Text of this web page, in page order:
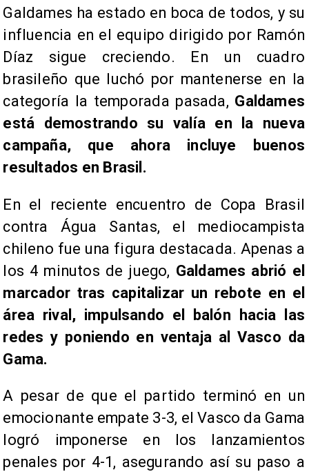
Galdames ha estado en boca de todos, y su
influencia en el equipo dirigido por Ramón
Díaz sigue creciendo. En un cuadro
brasileño que luchó por mantenerse en la
categoría la temporada pasada, Galdames
está demostrando su valía en la nueva
campaña, que ahora incluye buenos
resultados en Brasil.
​En el reciente encuentro de Copa Brasil
contra Água Santas, el mediocampista
chileno fue una figura destacada. Apenas a
los 4 minutos de juego, Galdames abrió el
marcador tras capitalizar un rebote en el
área rival, impulsando el balón hacia las
redes y poniendo en ventaja al Vasco da
Gama.
A pesar de que el partido terminó en un
emocionante empate 3-3, el Vasco da Gama
logró imponerse en los lanzamientos
penales por 4-1, asegurando así su paso a